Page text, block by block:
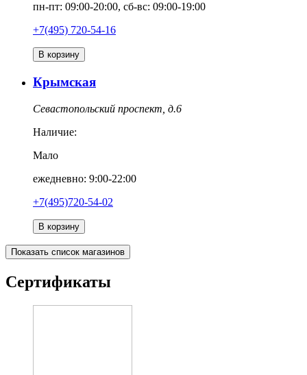
пн-пт: 09:00-20:00, сб-вс: 09:00-19:00
+7(495) 720-54-16
В корзину
Крымская
Севастопольский проспект, д.6
Наличие:
Мало
ежедневно: 9:00-22:00
+7(495)720-54-02
В корзину
Показать список магазинов
Сертификаты